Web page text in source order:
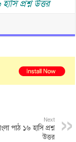
প্রশ্ন উত্তর
Next
পাঠ ১৬ হাসি প্রশ্ন
উত্তর